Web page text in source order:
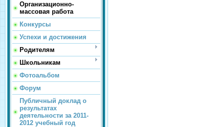
Организационно-
массовая работа
Конкурсы
Успехи и достижения
Родителям
Школьникам
Фотоальбом
Форум
Публичный доклад о
результатах
деятельности за 2011-
2012 учебный год